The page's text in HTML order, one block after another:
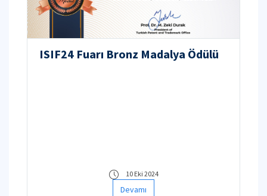
ISIF24 Fuarı Bronz Madalya Ödülü
10 Eki 2024
Devamı